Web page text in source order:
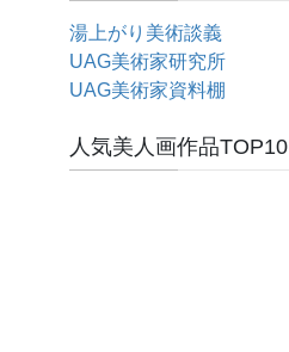
湯上がり美術談義
UAG美術家研究所
UAG美術家資料棚
人気美人画作品TOP10